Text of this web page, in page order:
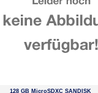
128 GB MicroSDXC SANDISK